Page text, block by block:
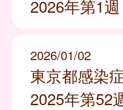
2026年第1週
2026/01/02
東京都感染
2025年第52